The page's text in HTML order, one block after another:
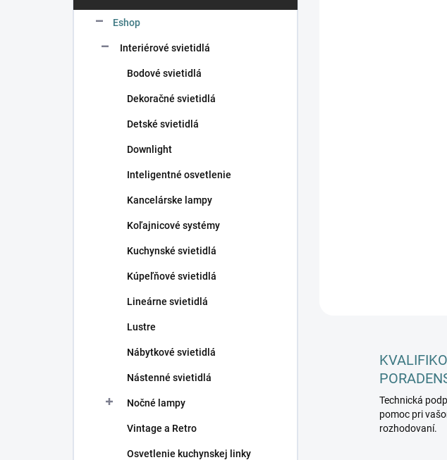
č
kategórie
Eshop
Interiérové svietidlá
Bodové svietidlá
Dekoračné svietidlá
Detské svietidlá
Downlight
Inteligentné osvetlenie
Kancelárske lampy
Koľajnicové systémy
Kuchynské svietidlá
Kúpeľňové svietidlá
Lineárne svietidlá
Lustre
Nábytkové svietidlá
Nástenné svietidlá
Nočné lampy
Vintage a Retro
Osvetlenie kuchynskej linky
Technická
pomoc pri
rozhodovaní.